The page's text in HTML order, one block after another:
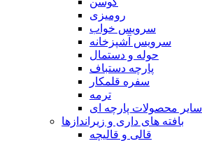
رومیزی
سرویس خواب
سرویس آشپزخانه
حوله و دستمال
پارچه دستباف
سفره قلمکار
ترمه
سایر محصولات پارچه ای
بافته های داری و زیراندازها
قالی و قالیچه